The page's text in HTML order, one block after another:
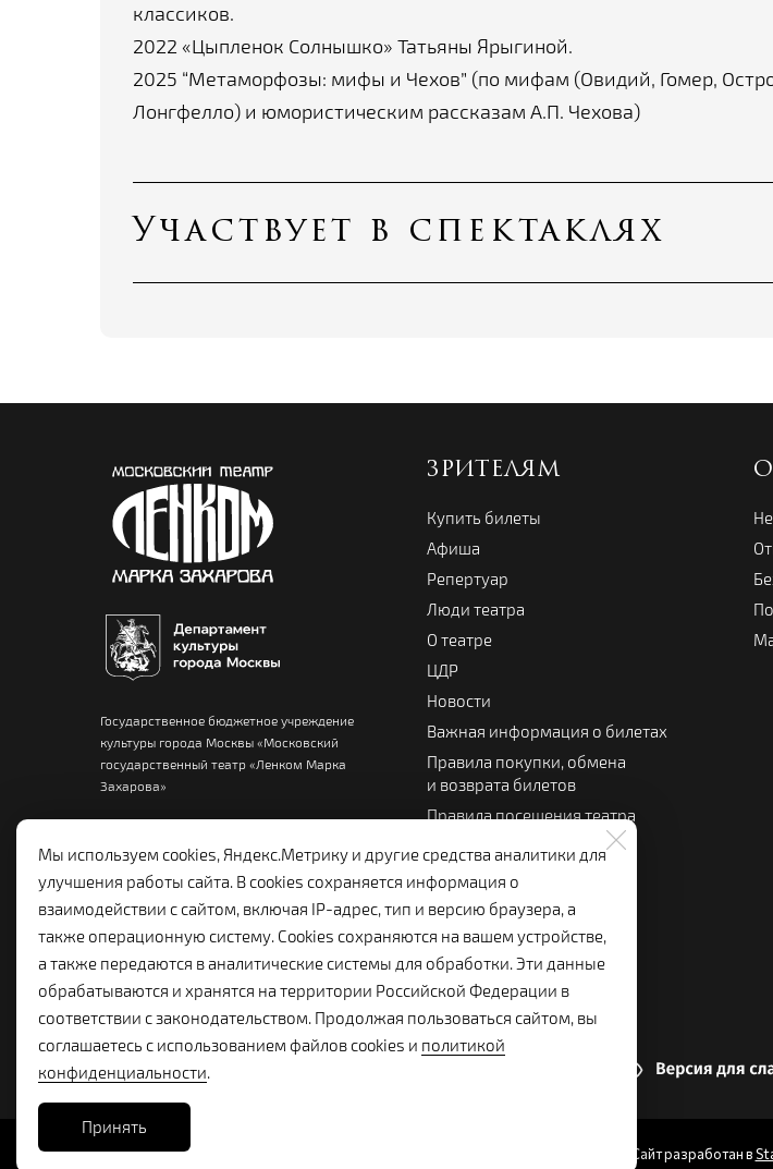
классиков.
2022 «Цыпленок Солнышко» Татьяны Ярыгиной.
2025 “Метаморфозы: мифы и Чехов” (по мифам (Овидий, Гомер,
Лонгфелло) и юмористическим рассказам А.П. Чехова)
Участвует в спектаклях
Государственное бюджетное учреждение
культуры города Москвы «Московский
государственный театр «Ленком Марка
Захарова»
ЗРИТЕЛЯМ
Купить билеты
Афиша
Репертуар
Люди театра
О театре
ЦДР
Новости
Важная информация о билетах
Правила покупки, обмена
и возврата билетов
Правила посещения театра
Театральный буфет
Мы используем cookies, Яндекс.Метрику и другие средства аналитики для
улучшения работы сайта. В cookies сохраняется информация о
взаимодействии с сайтом, включая IP-адрес, тип и версию браузера, а
также операционную систему. Cookies сохраняются на вашем устройстве,
а также передаются в аналитические системы для обработки. Эти данные
обрабатываются и хранятся на территории Российской Федерации в
соответствии с законодательством. Продолжая пользоваться сайтом, вы
соглашаетесь с использованием файлов cookies и политикой
конфиденциальности.
Принять
Сайт разработан в